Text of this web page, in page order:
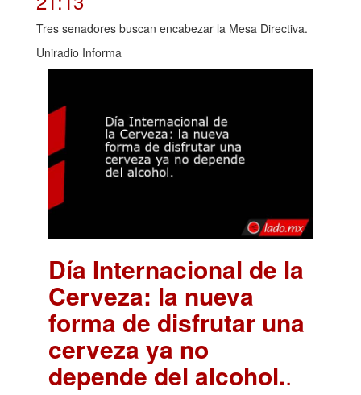
Tres senadores buscan encabezar la Mesa Directiva.
Uniradio Informa
Día Internacional de la
Cerveza: la nueva
forma de disfrutar una
cerveza ya no
depende del alcohol..